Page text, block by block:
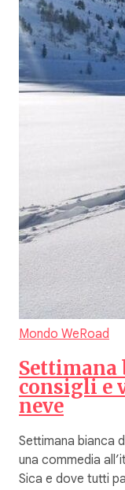
Mondo WeRoad
Settimana
consigli e
neve
Settimana bianca
una commedia
Sica e dove tutti